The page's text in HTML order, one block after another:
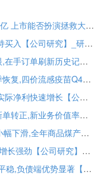
医达健康医疗：上年营收仅2230万烧钱2.32亿 上市能否扮演拯救大兵？
群益证券(香港)–五粮液:业绩持续高增长,维持买入【公司研究】_研报(yanbao)
群益证券(香港)–金风科技:风电开发业务抢眼,在手订单刷新历史记录【公司研究】_研报(yanbao)
群益证券(香港)–华兰生物:血制品如预期逐季恢复,四价流感疫苗Q4销售将增加业绩弹性【公司研究】_研报(yanbao)
群益证券(香港)–九州通:营收结构不断优化,实际净利快速增长【公司研究】_研报(yanbao)
群益证券(香港)–中国太保半年报点评:寿险新单转正,新业务价值率提升,产险增长稳健【公司研究】_研报(yanbao)
群益证券(香港)–中国神华:18年上半年业绩小幅下滑,全年商品煤产量有望正增长【公司研究】_研报(yanbao)
高盛高华证券–分众传媒:业绩完全符合预期,增长强劲【公司研究】_研报(yanbao)
中泰证券–工商银行18年中报解读,业绩增长平稳,负债端优势显著【公司研究】_研报(yanbao)